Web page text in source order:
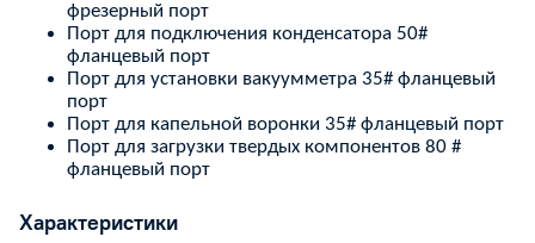
фрезерный порт
Порт для подключения конденсатора 50#
фланцевый порт
Порт для установки вакуумметра 35# фланцевый
порт
Порт для капельной воронки 35# фланцевый порт
Порт для загрузки твердых компонентов 80 #
фланцевый порт
Характеристики